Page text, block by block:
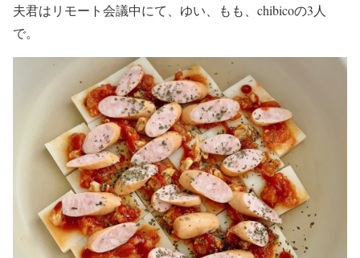
夫君はリモート会議中にて、ゆい、もも、chibicoの3人
で。